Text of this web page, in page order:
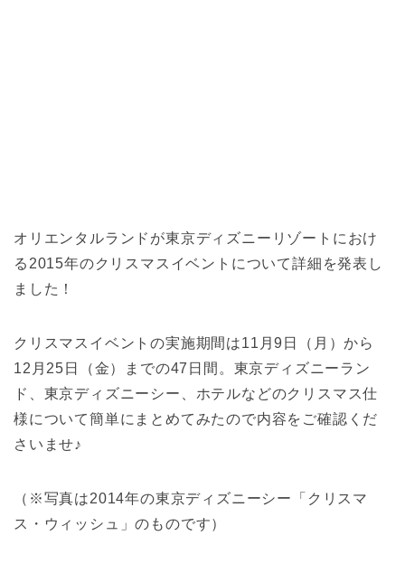
オリエンタルランドが東京ディズニーリゾートにおけ
る2015年のクリスマスイベントについて詳細を発表し
ました！
クリスマスイベントの実施期間は11月9日（月）から
12月25日（金）までの47日間。東京ディズニーラン
ド、東京ディズニーシー、ホテルなどのクリスマス仕
様について簡単にまとめてみたので内容をご確認くだ
さいませ♪
（※写真は2014年の東京ディズニーシー「クリスマ
ス・ウィッシュ」のものです）